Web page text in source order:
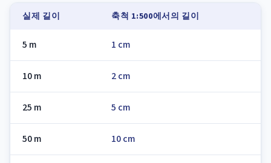
실제 길이 축척 1:500에서의 길이
5 m 1 cm
10 m 2 cm
25 m 5 cm
50 m 10 cm